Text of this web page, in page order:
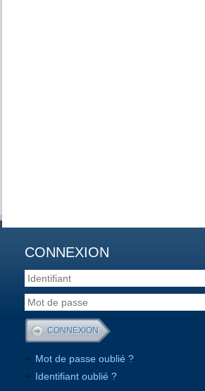
CONNEXION
Mot de passe oublié ?
Identifiant oublié ?